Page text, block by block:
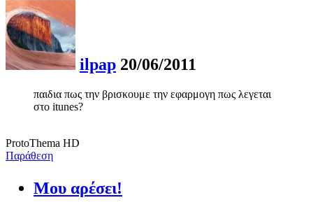
ilpap 20/06/2011
παιδια πως την βρισκουμε την εφαρμογη πως λεγεται
στο itunes?
ProtoThema HD
Παράθεση
Μου αρέσει!